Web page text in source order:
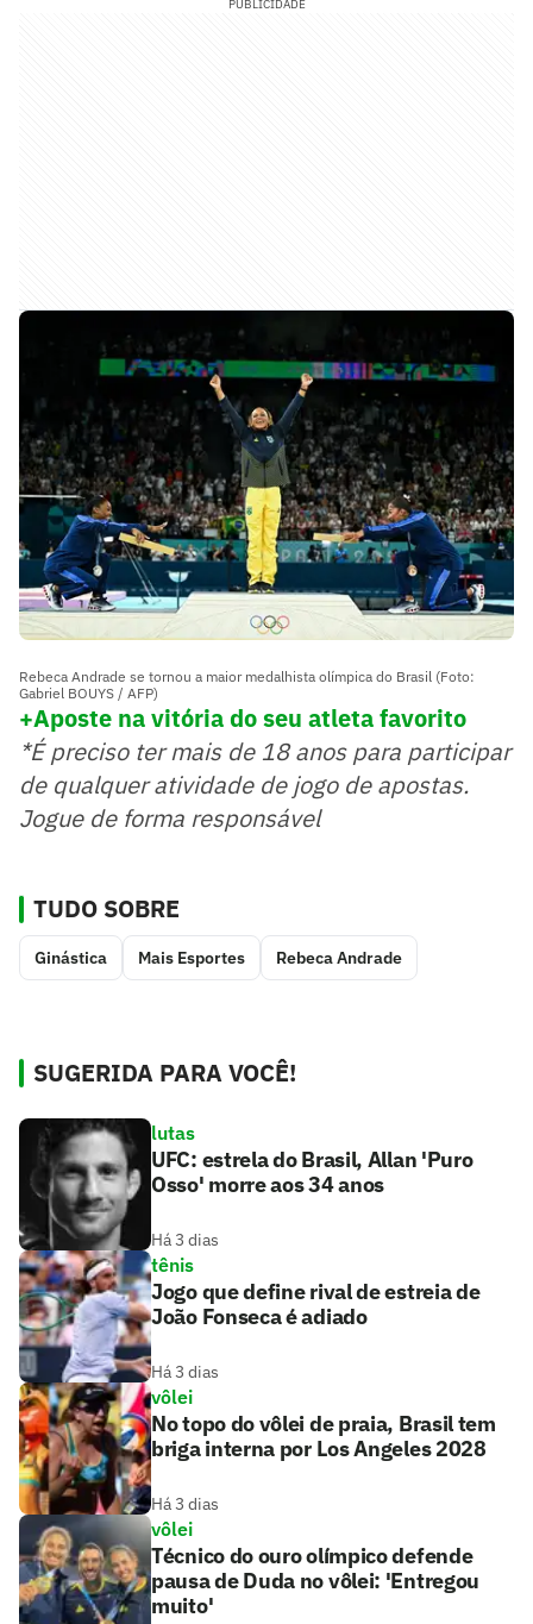
PUBLICIDADE
Rebeca Andrade se tornou a maior medalhista olímpica do Brasil (Foto:
Gabriel BOUYS / AFP)
+Aposte na vitória do seu atleta favorito
*É preciso ter mais de 18 anos para participar
de qualquer atividade de jogo de apostas.
Jogue de forma responsável
TUDO SOBRE
Ginástica Mais Esportes Rebeca Andrade
SUGERIDA PARA VOCÊ!
lutas
UFC: estrela do Brasil, Allan 'Puro
Osso' morre aos 34 anos
Há 3 dias
tênis
Jogo que define rival de estreia de
João Fonseca é adiado
Há 3 dias
vôlei
No topo do vôlei de praia, Brasil tem
briga interna por Los Angeles 2028
Há 3 dias
vôlei
Técnico do ouro olímpico defende
pausa de Duda no vôlei: 'Entregou
muito'